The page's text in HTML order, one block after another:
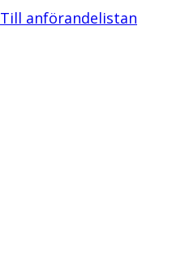
Till anförandelistan